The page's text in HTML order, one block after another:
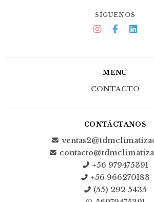
SÍGUENOS
MENÚ
CONTACTO
CONTÁCTANOS
+56 979475391
+56 966270183
(55) 292 5435